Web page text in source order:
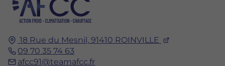
18 Rue du Mesnil, 91410 ROINVILLE
09 70 35 74 63
afcc91@teamafcc.fr